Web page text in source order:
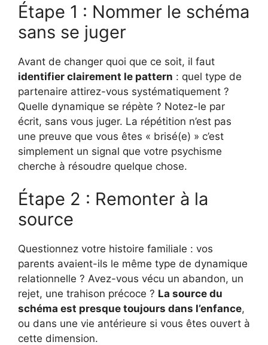
Étape 1 : Nommer le schéma
sans se juger
Avant de changer quoi que ce soit, il faut
identifier clairement le pattern : quel type de
partenaire attirez-vous systématiquement ?
Quelle dynamique se répète ? Notez-le par
écrit, sans vous juger. La répétition n’est pas
une preuve que vous êtes « brisé(e) » c’est
simplement un signal que votre psychisme
cherche à résoudre quelque chose.
Étape 2 : Remonter à la
source
Questionnez votre histoire familiale : vos
parents avaient-ils le même type de dynamique
relationnelle ? Avez-vous vécu un abandon, un
rejet, une trahison précoce ? La source du
schéma est presque toujours dans l’enfance,
ou dans une vie antérieure si vous êtes ouvert à
cette dimension.